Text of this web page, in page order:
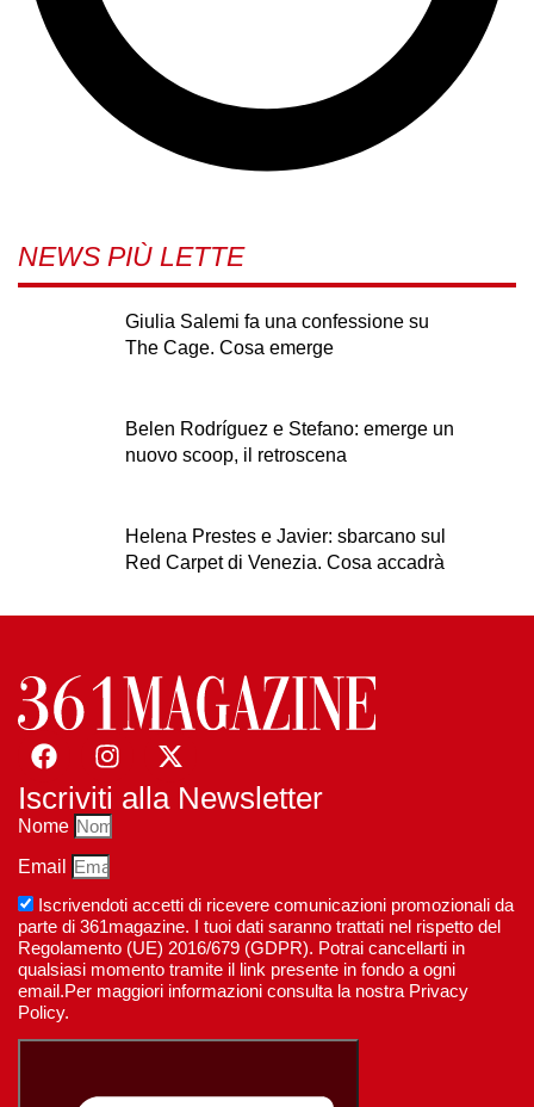
NEWS PIÙ LETTE
Giulia Salemi fa una confessione su
The Cage. Cosa emerge
Belen Rodríguez e Stefano: emerge un
nuovo scoop, il retroscena
Helena Prestes e Javier: sbarcano sul
Red Carpet di Venezia. Cosa accadrà
Iscriviti alla Newsletter
Nome
Email
Iscrivendoti accetti di ricevere comunicazioni promozionali da
parte di 361magazine. I tuoi dati saranno trattati nel rispetto del
Regolamento (UE) 2016/679 (GDPR). Potrai cancellarti in
qualsiasi momento tramite il link presente in fondo a ogni
email.Per maggiori informazioni consulta la nostra Privacy
Policy.